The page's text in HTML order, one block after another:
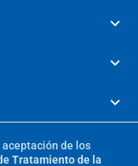
de los
Tratamiento de la